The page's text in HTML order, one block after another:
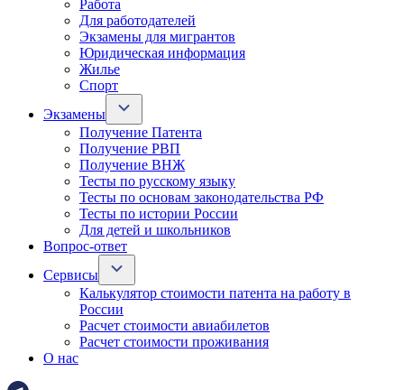
Работа
Для работодателей
Экзамены для мигрантов
Юридическая информация
Жилье
Спорт
Экзамены
Получение Патента
Получение РВП
Получение ВНЖ
Тесты по русскому языку
Тесты по основам законодательства РФ
Тесты по истории России
Для детей и школьников
Вопрос-ответ
Сервисы
Калькулятор стоимости патента на работу в
России
Расчет стоимости авиабилетов
Расчет стоимости проживания
О нас